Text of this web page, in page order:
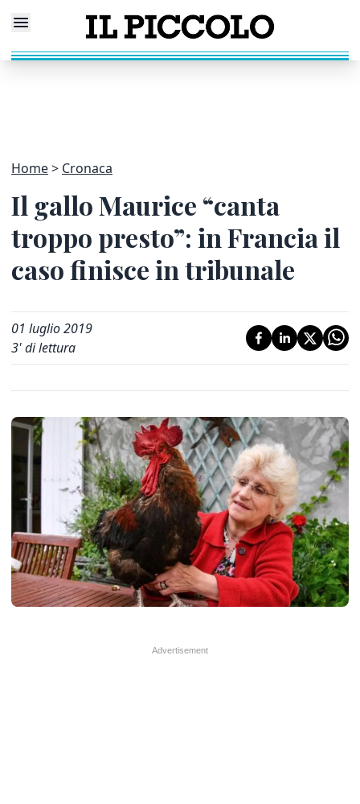
Home Cronaca
Il gallo Maurice “canta
troppo presto”: in Francia il
caso finisce in tribunale
01 luglio 2019
3' di lettura